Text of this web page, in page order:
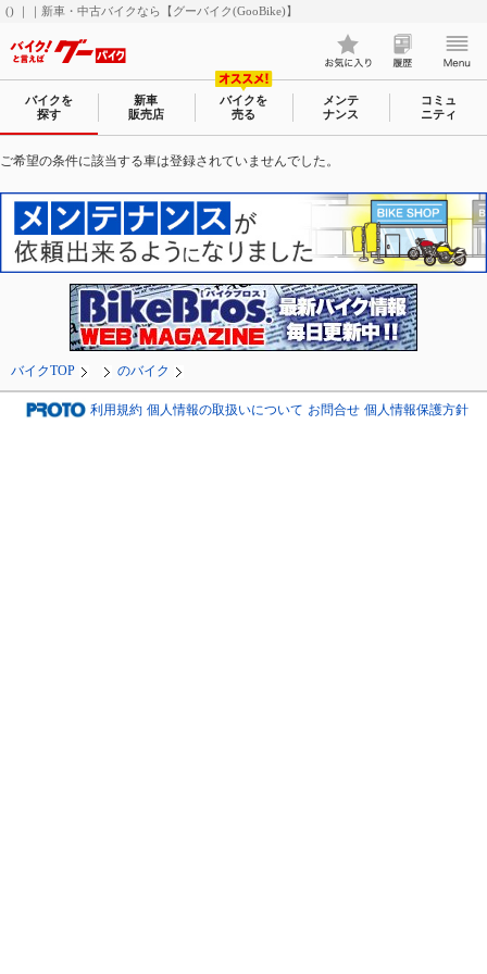
() ｜｜新車・中古バイクなら【グーバイク(GooBike)】
バイクを
探す
新車
販売店
バイクを
売る
メンテ
ナンス
コミュ
ニティ
ご希望の条件に該当する車は登録されていませんでした。
バイクTOP のバイク
利用規約 個人情報の取扱いについて お問合せ 個人情報保護方針